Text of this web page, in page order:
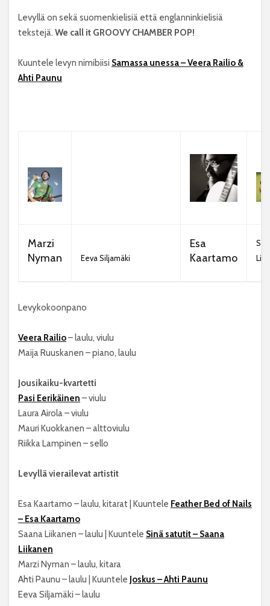
Levyllä on sekä suomenkielisiä että englanninkielisiä
tekstejä. We call it GROOVY CHAMBER POP!
Kuuntele levyn nimibiisi Samassa unessa – Veera Railio &
Ahti Paunu
Marzi
Nyman
Eeva Siljamäki
Esa
Kaartamo
Levykokoonpano
Veera Railio– laulu, viulu
Maija Ruuskanen – piano, laulu
Jousikaiku-kvartetti
Pasi Eerikäinen – viulu
Laura Airola – viulu
Mauri Kuokkanen – alttoviulu
Riikka Lampinen – sello
Levyllä vierailevat artistit
Esa Kaartamo – laulu, kitarat | Kuuntele Feather Bed of Nails
– Esa Kaartamo
Saana Liikanen – laulu | Kuuntele Sinä satutit – Saana
Liikanen
Marzi Nyman – laulu, kitara
Ahti Paunu – laulu | Kuuntele Joskus – Ahti Paunu
Eeva Siljamäki – laulu